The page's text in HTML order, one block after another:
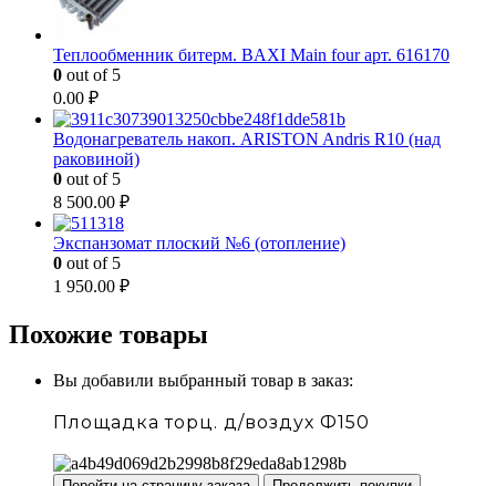
Теплообменник битерм. BAXI Main four арт. 616170
0 out of 5
0.00 ₽
Водонагреватель накоп. ARISTON Andris R10 (над
раковиной)
0 out of 5
8 500.00 ₽
Экспанзомат плоский №6 (отопление)
0 out of 5
1 950.00 ₽
Похожие товары
Вы добавили выбранный товар в заказ:
Площадка торц. д/воздух Ф150